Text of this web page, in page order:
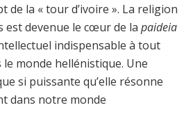
de la « tour d’ivoire ». La religion
est devenue le cœur de la paideia
indispensable à tout
monde hellénistique. Une
si puissante qu’elle résonne
dans notre monde